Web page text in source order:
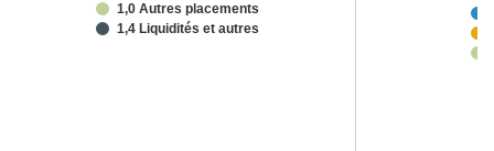
1,0 Autres placements
1,4 Liquidités et autres